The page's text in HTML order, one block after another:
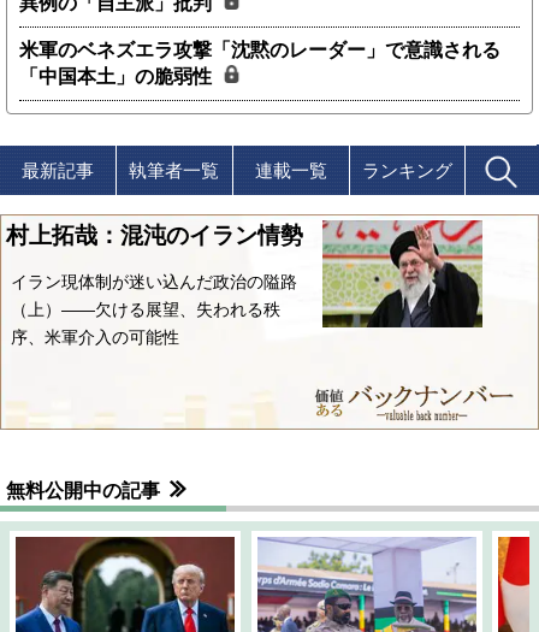
米軍のベネズエラ攻撃「沈黙のレーダー」で意識される
「中国本土」の脆弱性
最新記事 執筆者一覧 連載一覧 ランキング
村上拓哉：混沌のイラン情勢
イラン現体制が迷い込んだ政治の隘路
（上）――欠ける展望、失われる秩
序、米軍介入の可能性
無料公開中の記事